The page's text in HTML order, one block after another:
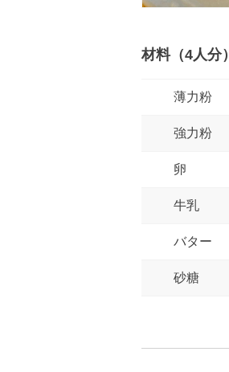
材料（4人分）
薄力粉
強力粉
卵
牛乳
バター
砂糖